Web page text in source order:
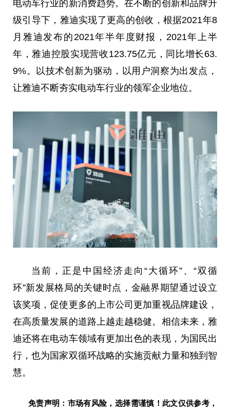
电动车行业的新消费趋势。在不断的创新和品牌升
级引导下，雅迪实现了更高的创收，根据2021年8
月雅迪发布的2021年半年度财报，2021年上半
年，雅迪控股实现营收123.75亿元，同比增长63.
9%。以技术创新为驱动，以用户洞察为出发点，
让雅迪不断夯实电动车行业的领军企业地位。
当前，正是中国经济走向“大循环”、“双循
环”新发展格局的关键时点， 金融界期望通过设立
该奖项，促使更多的上市公司更加重视品牌建设，
在高质量发展的道路上越走越稳健。相信未来，雅
迪还将在电动车领域有更加出色的表现，为国民出
行，也为国家双循环战略的实施贡献力量和独到智
慧。
免责声明：市场有风险，选择需谨慎！此文仅供参考，